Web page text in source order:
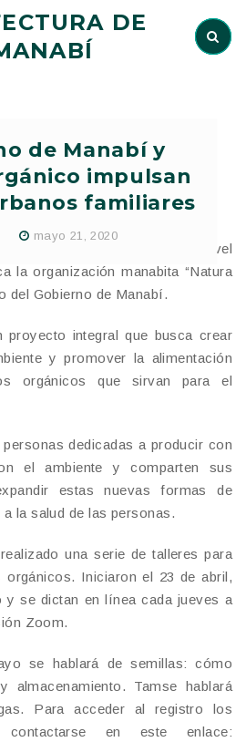
DE
de Manabí y
impulsan
familiares
mayo 21, 2020
de huertos familiares a nivel
la organización manabita “Natura
del Gobierno de Manabí.
proyecto integral que busca crear
y promover la alimentación
orgánicos que sirvan para el
dedicadas a producir con
el ambiente y comparten sus
estas nuevas formas de
la salud de las personas.
una serie de talleres para
orgánicos. Iniciaron el 23 de abril,
y se dictan en línea cada jueves a
Zoom.
se hablará de semillas: cómo
almacenamiento. Tamse hablará
Para acceder al registro los
contactarse en este enlace: